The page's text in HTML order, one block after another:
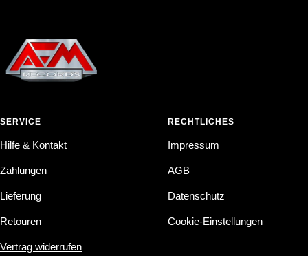
SERVICE
Hilfe & Kontakt
Zahlungen
Lieferung
Retouren
Vertrag widerrufen
RECHTLICHES
Impressum
AGB
Datenschutz
Cookie-Einstellungen